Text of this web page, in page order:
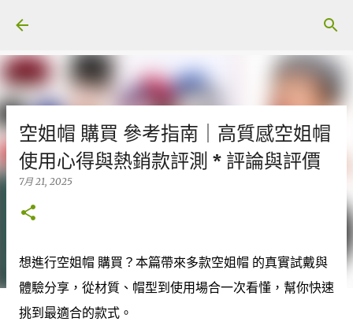
空姐帽 購買 參考指南｜高質感空姐帽
使用心得與熱銷款評測 * 評論與評價
7月 21, 2025
想進行空姐帽 購買？本篇帶來多款空姐帽 的真實試戴與
體驗分享，從材質、帽型到使用場合一次看懂，幫你快速
挑到最適合的款式。